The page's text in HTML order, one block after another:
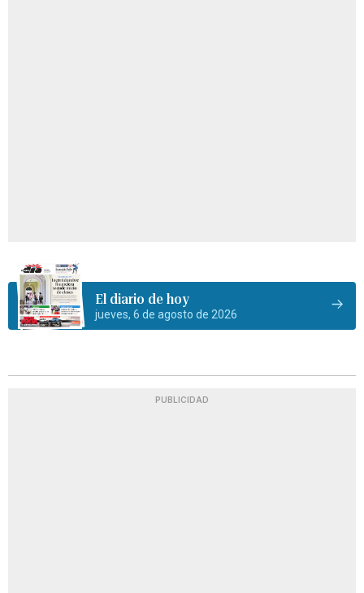
El diario de hoy
jueves, 6 de agosto de 2026
PUBLICIDAD